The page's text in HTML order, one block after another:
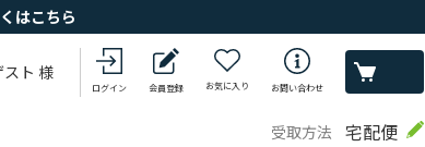
はこちら
スト 様
ログイン 会員登録 お気に入り お問い合わせ
受取方法 宅配便